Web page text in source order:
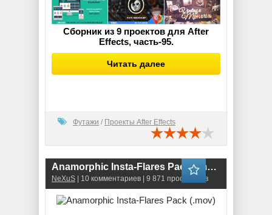
Сборник из 9 проектов для After
Effects, часть-95.
Читать далее
Футажи / Проекты After Effects
Anamorphic Insta-Flares Pack (.mov)
NeXuS | 10 комментариев | 9 871 просмотров